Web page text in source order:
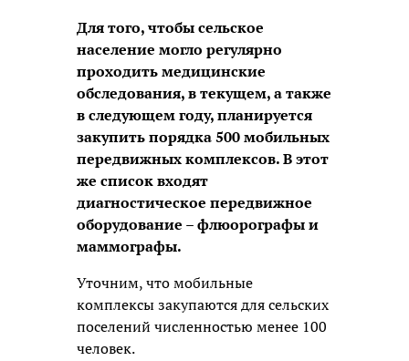
Для того, чтобы сельское
население могло регулярно
проходить медицинские
обследования, в текущем, а также
в следующем году, планируется
закупить порядка 500 мобильных
передвижных комплексов. В этот
же список входят
диагностическое передвижное
оборудование – флюорографы и
маммографы.
Уточним, что мобильные
комплексы закупаются для сельских
поселений численностью менее 100
человек.